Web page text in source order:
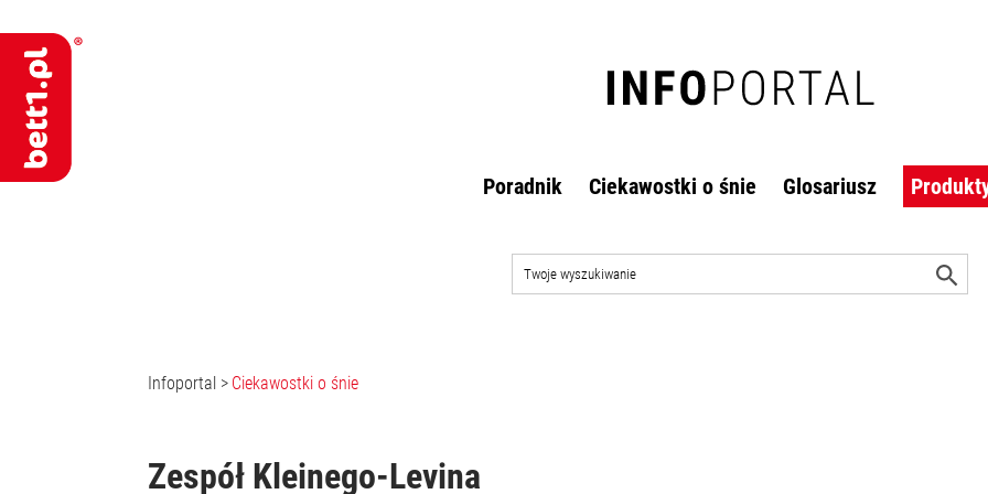
Poradnik Ciekawostki o śnie Glosariusz
Infoportal > Ciekawostki o śnie
Zespół Kleinego-Levina